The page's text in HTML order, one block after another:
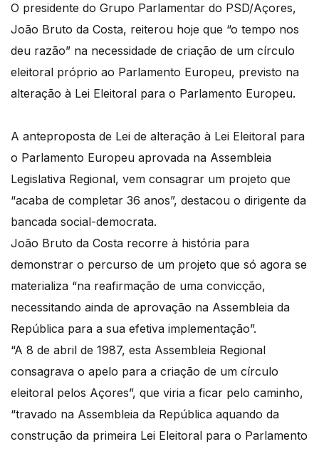
O presidente do Grupo Parlamentar do PSD/Açores,
João Bruto da Costa, reiterou hoje que “o tempo nos
deu razão” na necessidade de criação de um círculo
eleitoral próprio ao Parlamento Europeu, previsto na
alteração à Lei Eleitoral para o Parlamento Europeu.
A anteproposta de Lei de alteração à Lei Eleitoral para
o Parlamento Europeu aprovada na Assembleia
Legislativa Regional, vem consagrar um projeto que
“acaba de completar 36 anos”, destacou o dirigente da
bancada social-democrata.
João Bruto da Costa recorre à história para
demonstrar o percurso de um projeto que só agora se
materializa “na reafirmação de uma convicção,
necessitando ainda de aprovação na Assembleia da
República para a sua efetiva implementação”.
“A 8 de abril de 1987, esta Assembleia Regional
consagrava o apelo para a criação de um círculo
eleitoral pelos Açores”, que viria a ficar pelo caminho,
“travado na Assembleia da República aquando da
construção da primeira Lei Eleitoral para o Parlamento